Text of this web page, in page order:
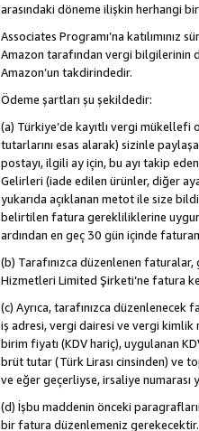
arasındaki döneme ilişkin herhangi
Associates Programı’na
Amazon tarafından vergi bilgilerinin
Amazon’un takdirindedir.
Ödeme şartları şu şekildedir:
(a) Türkiye’de kayıtlı vergi mükellefi
tutarlarını esas alarak) sizinle
postayı, ilgili ay için, bu ayı takip
Gelirleri (iade edilen ürünler, diğer
yukarıda açıklanan metot ile size
belirtilen fatura gerekliliklerine
ardından en geç 30 gün içinde
(b) Tarafınızca düzenlenen
Hizmetleri Limited Şirketi’ne fatura
(c) Ayrıca, tarafınızca düzenlenecek
iş adresi, vergi dairesi ve vergi kimlik
birim fiyatı (KDV hariç), uygulanan
brüt tutar (Türk Lirası cinsinden) ve
ve eğer geçerliyse, irsaliye numarası
(d) İşbu maddenin önceki
bir fatura düzenlemeniz gerekecektir.